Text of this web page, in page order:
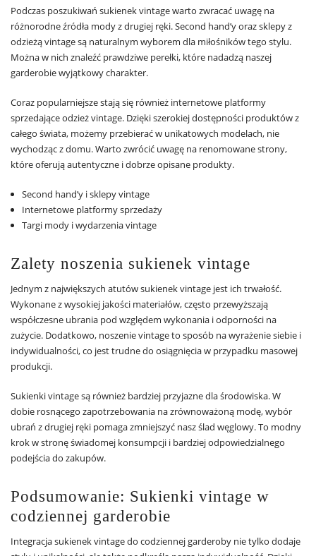
Podczas poszukiwań sukienek vintage warto zwracać uwagę na
różnorodne źródła mody z drugiej ręki. Second hand’y oraz sklepy z
odzieżą vintage są naturalnym wyborem dla miłośników tego stylu.
Można w nich znaleźć prawdziwe perełki, które nadadzą naszej
garderobie wyjątkowy charakter.
Coraz popularniejsze stają się również internetowe platformy
sprzedające odzież vintage. Dzięki szerokiej dostępności produktów z
całego świata, możemy przebierać w unikatowych modelach, nie
wychodząc z domu. Warto zwrócić uwagę na renomowane strony,
które oferują autentyczne i dobrze opisane produkty.
Second hand’y i sklepy vintage
Internetowe platformy sprzedaży
Targi mody i wydarzenia vintage
Zalety noszenia sukienek vintage
Jednym z największych atutów sukienek vintage jest ich trwałość.
Wykonane z wysokiej jakości materiałów, często przewyższają
współczesne ubrania pod względem wykonania i odporności na
zużycie. Dodatkowo, noszenie vintage to sposób na wyrażenie siebie i
indywidualności, co jest trudne do osiągnięcia w przypadku masowej
produkcji.
Sukienki vintage są również bardziej przyjazne dla środowiska. W
dobie rosnącego zapotrzebowania na zrównoważoną modę, wybór
ubrań z drugiej ręki pomaga zmniejszyć nasz ślad węglowy. To modny
krok w stronę świadomej konsumpcji i bardziej odpowiedzialnego
podejścia do zakupów.
Podsumowanie: Sukienki vintage w
codziennej garderobie
Integracja sukienek vintage do codziennej garderoby nie tylko dodaje